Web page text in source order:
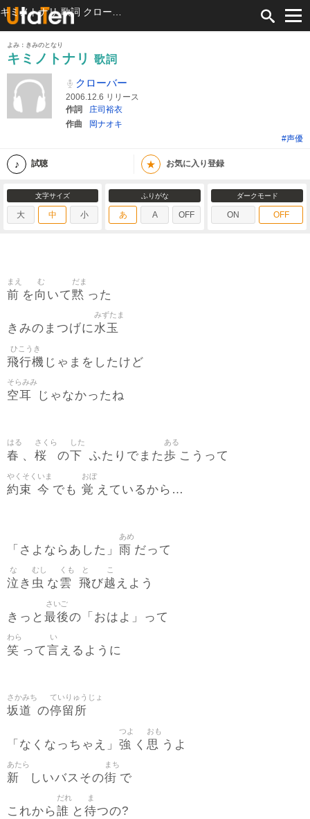
よみ：きみのとなり
キミノトナリ
歌詞
クローバー
2006.12.6 リリース
作詞
庄司裕衣
作曲
岡ナオキ
#声優
試聴 ★ お気に入り登録
文字サイズ
大 中 小
ふりがな
あ A OFF
ダークモード
ON OFF
前
まえ
を向
む
いて黙
だま
った
きみのまつげに水玉
みずたま
飛行機
ひこうき
じゃまをしたけど
空耳
そらみみ
じゃなかったね
春
はる
、 桜
さくら
の下
した
ふたりでまた歩
ある
こうって
約束
やくそく
今
いま
でも 覚
おぼ
えているから…
「さよならあした」 雨
あめ
だって
泣
な
き 虫
むし
な雲
くも
飛
と
び越
こ
えよう
きっと 最後
さいご
の「おはよ」って
笑
わら
って言
い
えるように
坂道
さかみち
の停留所
ていりゅうじょ
「なくなっちゃえ」 強
つよ
く 思
おも
うよ
新
あたら
しいバスその街
まち
で
これから誰
だれ
と 待
ま
つの?